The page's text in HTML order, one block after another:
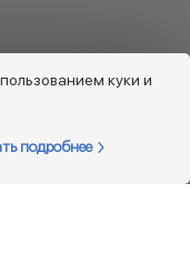
куки и
подробнее